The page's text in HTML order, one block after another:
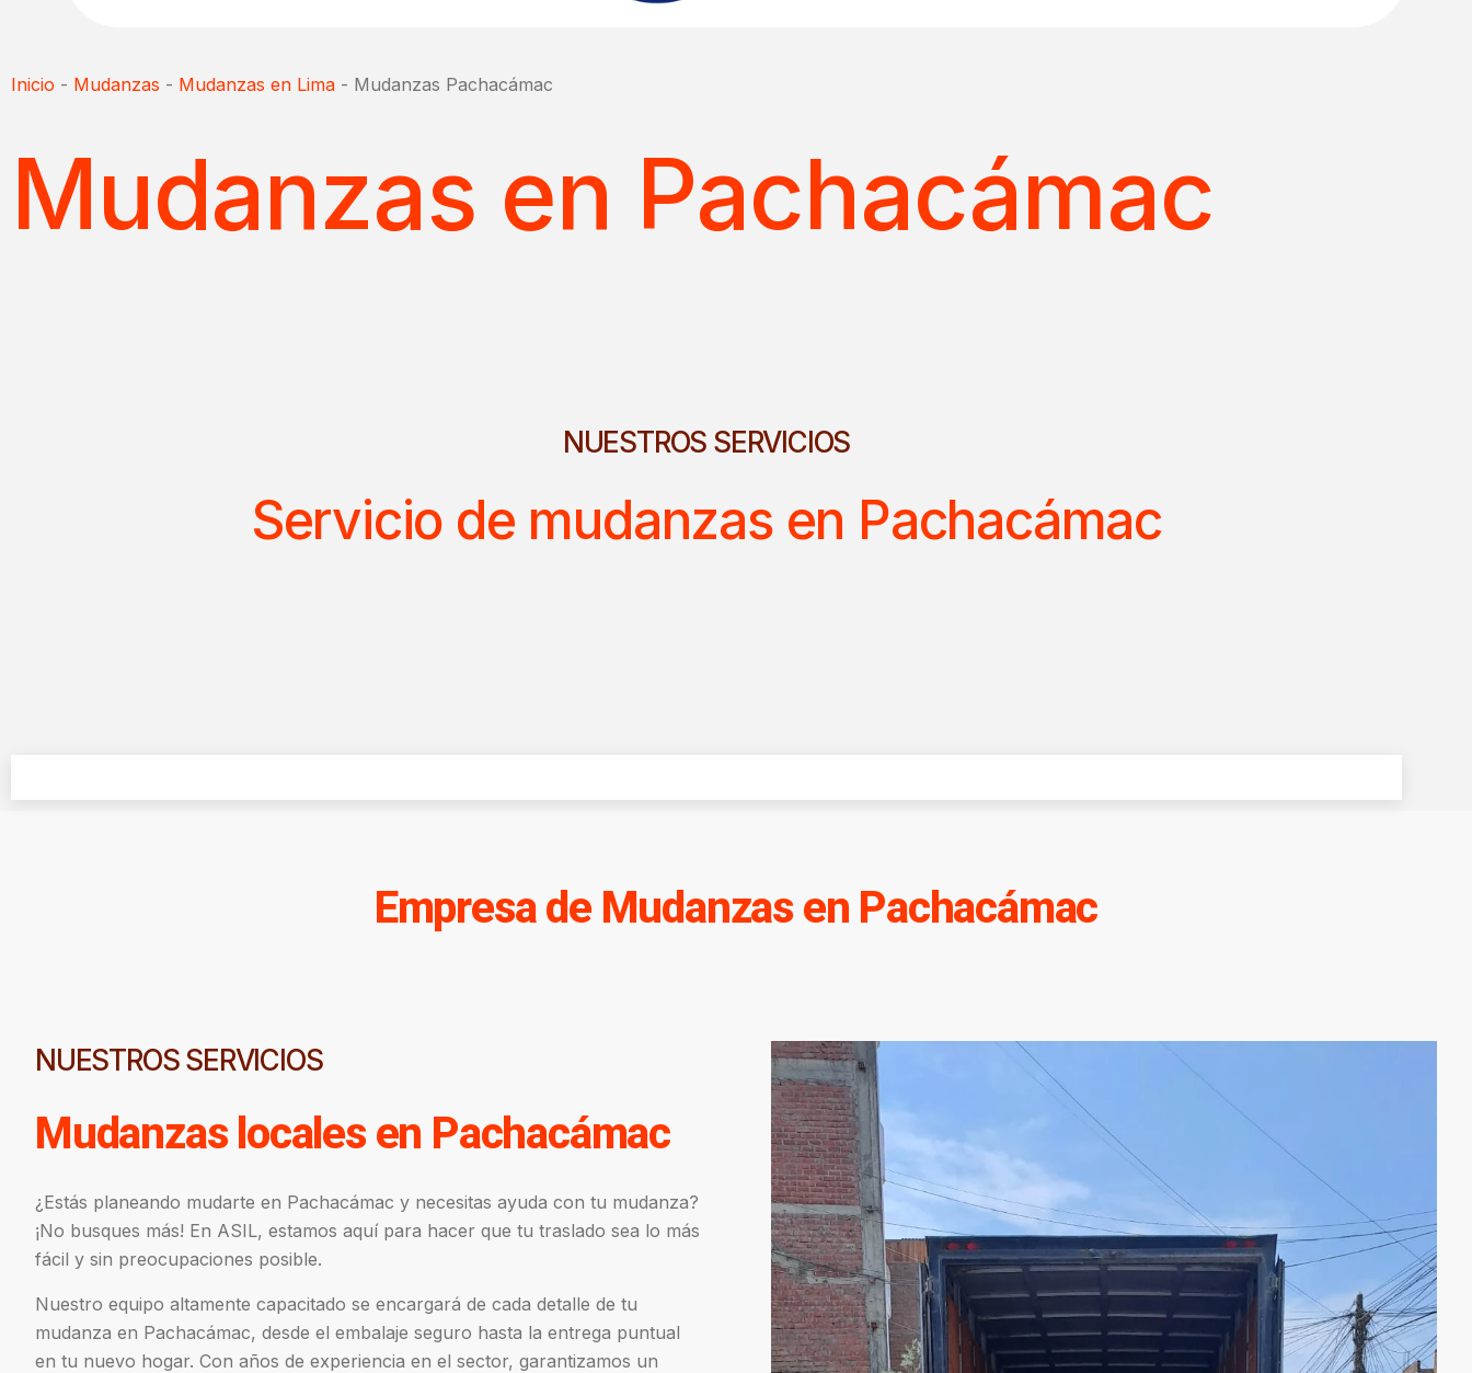
Inicio - Mudanzas - Mudanzas en Lima - Mudanzas Pachacámac
Mudanzas en Pachacámac
NUESTROS SERVICIOS
Servicio de mudanzas en Pachacámac
Empresa de Mudanzas en Pachacámac
NUESTROS SERVICIOS
Mudanzas locales en Pachacámac
¿Estás planeando mudarte en Pachacámac y necesitas ayuda con tu mudanza?
¡No busques más! En ASIL, estamos aquí para hacer que tu traslado sea lo más
fácil y sin preocupaciones posible.
Nuestro equipo altamente capacitado se encargará de cada detalle de tu
mudanza en Pachacámac, desde el embalaje seguro hasta la entrega puntual
en tu nuevo hogar. Con años de experiencia en el sector, garantizamos un